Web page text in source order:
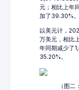
元；相比上年
加了39.30%。
以美元计，
万美元，相比
年同期减少了
35.20%。
（图